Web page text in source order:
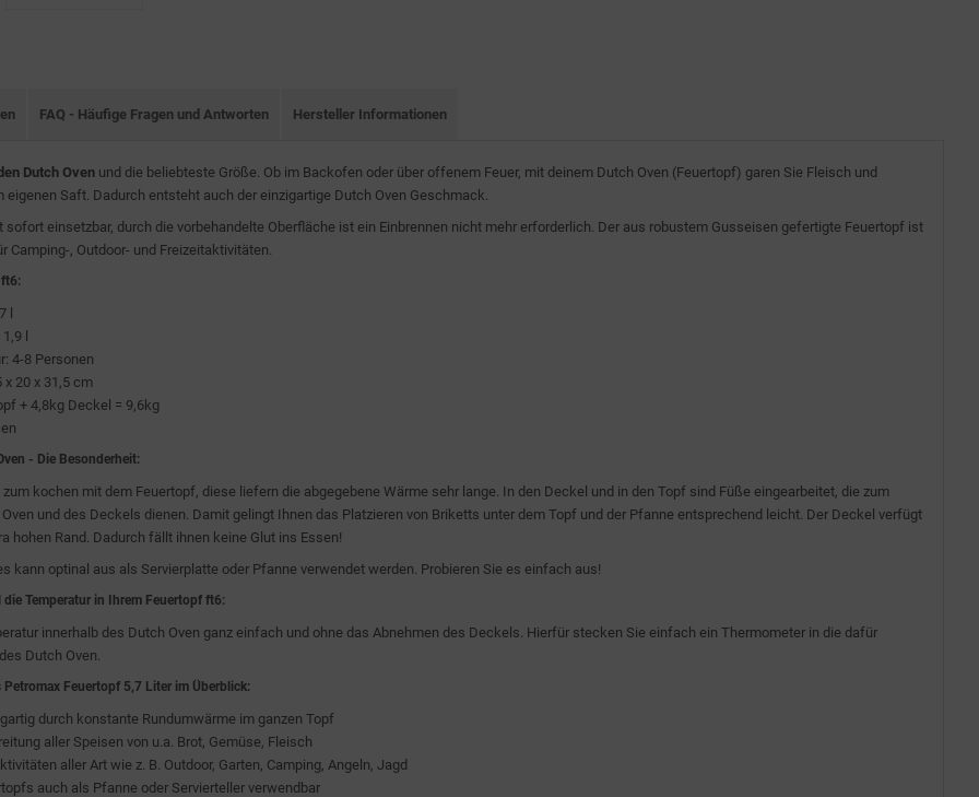
FAQ - Häufige Fragen und Antworten Hersteller Informationen
Dutch Oven und die beliebteste Größe. Ob im Backofen oder über offenem Feuer, mit deinem Dutch Oven (Feuertopf) garen Sie Fleisch und
eigenen Saft. Dadurch entsteht auch der einzigartige Dutch Oven Geschmack.
sofort einsetzbar, durch die vorbehandelte Oberfläche ist ein Einbrennen nicht mehr erforderlich. Der aus robustem Gusseisen gefertigte Feuertopf ist
Camping-, Outdoor- und Freizeitaktivitäten.
ft6:
l
l
4-8 Personen
x 20 x 31,5 cm
+ 4,8kg Deckel = 9,6kg
- Die Besonderheit:
kochen mit dem Feuertopf, diese liefern die abgegebene Wärme sehr lange. In den Deckel und in den Topf sind Füße eingearbeitet, die zum
und des Deckels dienen. Damit gelingt Ihnen das Platzieren von Briketts unter dem Topf und der Pfanne entsprechend leicht. Der Deckel verfügt
hohen Rand. Dadurch fällt ihnen keine Glut ins Essen!
kann optinal aus als Servierplatte oder Pfanne verwendet werden. Probieren Sie es einfach aus!
die Temperatur in Ihrem Feuertopf ft6:
innerhalb des Dutch Oven ganz einfach und ohne das Abnehmen des Deckels. Hierfür stecken Sie einfach ein Thermometer in die dafür
Dutch Oven.
Feuertopf 5,7 Liter im Überblick:
durch konstante Rundumwärme im ganzen Topf
aller Speisen von u.a. Brot, Gemüse, Fleisch
aller Art wie z. B. Outdoor, Garten, Camping, Angeln, Jagd
auch als Pfanne oder Servierteller verwendbar